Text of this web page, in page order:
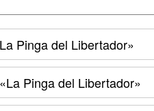
Pinga del Libertador»
Pinga del Libertador»